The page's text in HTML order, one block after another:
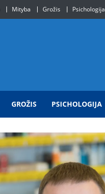
Mityba Grožis Psichologija
GROŽIS PSICHOLOGIJA